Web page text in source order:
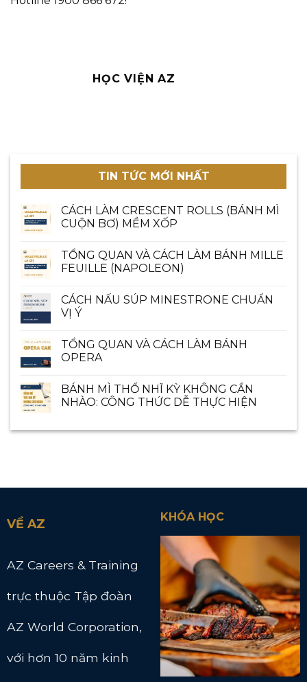
HỌC VIỆN AZ
TIN TỨC MỚI NHẤT
CÁCH LÀM CRESCENT ROLLS (BÁNH MÌ
CUỘN BƠ) MỀM XỐP
TỔNG QUAN VÀ CÁCH LÀM BÁNH MILLE
FEUILLE (NAPOLEON)
CÁCH NẤU SÚP MINESTRONE CHUẨN
VỊ Ý
TỔNG QUAN VÀ CÁCH LÀM BÁNH
OPERA
BÁNH MÌ THỔ NHĨ KỲ KHÔNG CẦN
NHÀO: CÔNG THỨC DỄ THỰC HIỆN
VỀ AZ
AZ Careers & Training
trực thuộc Tập đoàn
AZ World Corporation,
với hơn 10 năm kinh
KHÓA HỌC